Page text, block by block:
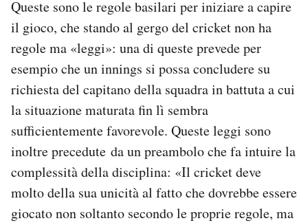
Queste sono le regole basilari per iniziare a capire
il gioco, che stando al gergo del cricket non ha
regole ma «leggi»: una di queste prevede per
esempio che un innings si possa concludere su
richiesta del capitano della squadra in battuta a cui
la situazione maturata fin lì sembra
sufficientemente favorevole. Queste leggi sono
inoltre precedute da un preambolo che fa intuire la
complessità della disciplina: «Il cricket deve
molto della sua unicità al fatto che dovrebbe essere
giocato non soltanto secondo le proprie regole, ma